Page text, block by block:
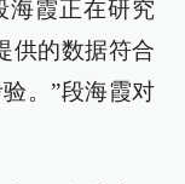
海霞正在研究
供的数据符合
。”段海霞对